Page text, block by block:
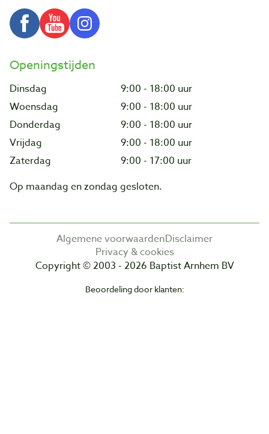
Openingstijden
Dinsdag
9:00 - 18:00 uur
Woensdag
9:00 - 18:00 uur
Donderdag
9:00 - 18:00 uur
Vrijdag
9:00 - 18:00 uur
Zaterdag
9:00 - 17:00 uur
Op maandag en zondag gesloten.
Algemene voorwaardenDisclaimer
Privacy & cookies
Copyright © 2003 - 2026 Baptist Arnhem BV
Beoordeling door klanten: